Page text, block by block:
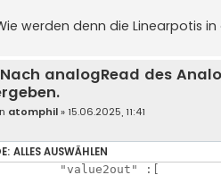
werden denn die Linearpotis
Nach analogRead des
atomphil» 15.06.2025, 11:41
ALLES AUSWÄHLEN